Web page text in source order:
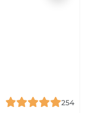
254